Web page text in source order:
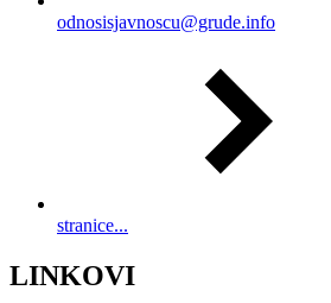
odnosisjavnoscu@grude.info
stranice...
LINKOVI